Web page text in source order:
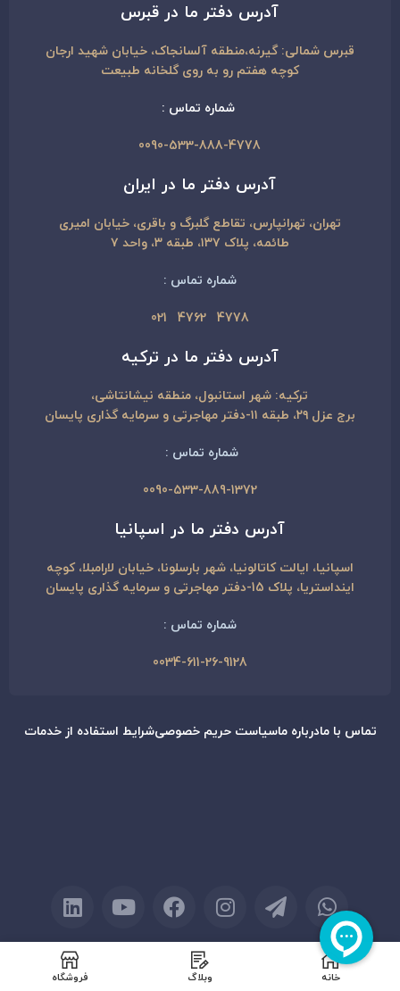
آدرس دفتر ما در قبرس
قبرس شمالی: گیرنه،منطقه آلسانجاک، خیابان شهید ارجان
کوچه هفتم رو به روی گلخانه طبیعت
شماره تماس :
0090-533-888-4778
آدرس دفتر ما در ایران
تهران، تهرانپارس، تقاطع گلبرگ و باقری، خیابان امیری
طائمه، پلاک ۱۳۷، طبقه ۳، واحد ۷
شماره تماس :
4778 4762 021
آدرس دفتر ما در ترکیه
ترکیه: شهر استانبول، منطقه نیشانتاشی،
برج عزل ۲۹، طبقه ۱۱-دفتر مهاجرتی و سرمایه گذاری پایسان
شماره تماس :
0090-533-889-1372
آدرس دفتر ما در اسپانیا
اسپانیا، ایالت کاتالونیا، شهر بارسلونا، خیابان لارامبلا، کوچه
اینداستریا، پلاک 15-دفتر مهاجرتی و سرمایه گذاری پایسان
شماره تماس :
0034-611-26-9128
تماس با مادرباره ماسیاست حریم خصوصیشرایط استفاده از خدمات
© کلیه حقوق این سایت متعلق به کمپانی
مهاجرتی و سرمایه‌گذاری
پایسانمی‌باشد. خانه وبلاگ فروشگاه